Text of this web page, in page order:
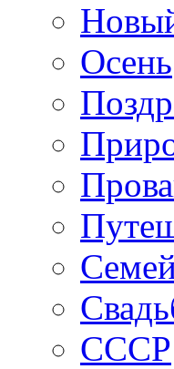
Осень
СССР